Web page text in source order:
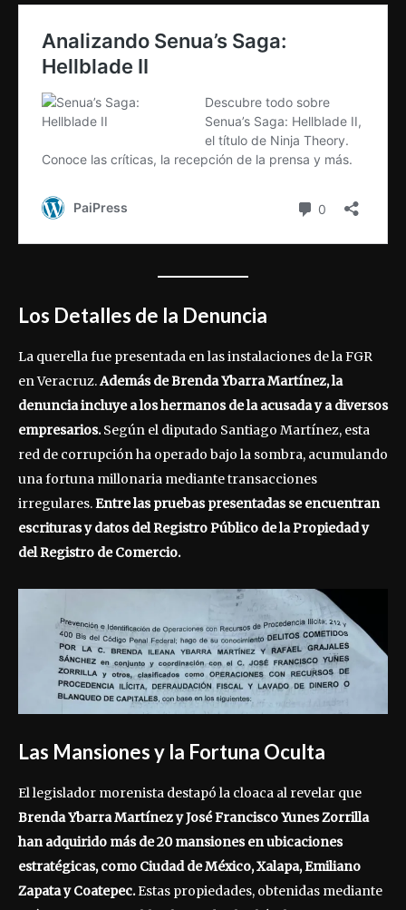
Los Detalles de la Denuncia
La querella fue presentada en las instalaciones de la FGR
en Veracruz.Además de Brenda Ybarra Martínez, la
denuncia incluye a los hermanos de la acusada y a diversos
empresarios.Según el diputado Santiago Martínez, esta
red de corrupción ha operado bajo la sombra, acumulando
una fortuna millonaria mediante transacciones
irregulares.Entre las pruebas presentadas se encuentran
escrituras y datos del Registro Público de la Propiedad y
del Registro de Comercio.
Las Mansiones y la Fortuna Oculta
El legislador morenista destapó la cloaca al revelar que
Brenda Ybarra Martínez y José Francisco Yunes Zorrilla
han adquirido más de 20 mansiones en ubicaciones
estratégicas, como Ciudad de México, Xalapa, Emiliano
Zapata y Coatepec.Estas propiedades, obtenidas mediante